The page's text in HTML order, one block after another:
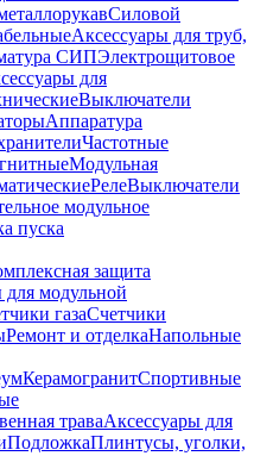
Силовой
Аксессуары для труб,
СИПЭлектрощитовое
для
Выключатели
Аппаратура
Частотные
Модульная
РелеВыключатели
модульное
пуска
защита
для модульной
газаСчетчики
Ремонт и отделкаНапольные
КерамогранитСпортивные
траваАксессуары для
ПодложкаПлинтусы, уголки,